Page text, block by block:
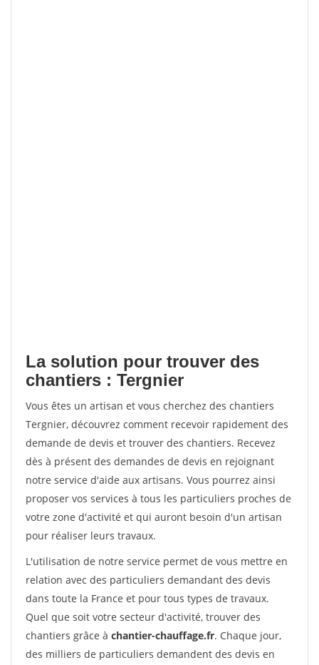
La solution pour trouver des
chantiers : Tergnier
Vous êtes un artisan et vous cherchez des chantiers
Tergnier, découvrez comment recevoir rapidement des
demande de devis et trouver des chantiers. Recevez
dès à présent des demandes de devis en rejoignant
notre service d'aide aux artisans. Vous pourrez ainsi
proposer vos services à tous les particuliers proches de
votre zone d'activité et qui auront besoin d'un artisan
pour réaliser leurs travaux.
L'utilisation de notre service permet de vous mettre en
relation avec des particuliers demandant des devis
dans toute la France et pour tous types de travaux.
Quel que soit votre secteur d'activité, trouver des
chantiers grâce à chantier-chauffage.fr. Chaque jour,
des milliers de particuliers demandent des devis en